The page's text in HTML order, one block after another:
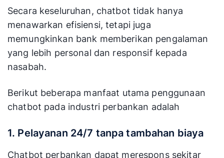
Secara keseluruhan, chatbot tidak hanya
menawarkan efisiensi, tetapi juga
memungkinkan bank memberikan pengalaman
yang lebih personal dan responsif kepada
nasabah.
Berikut beberapa manfaat utama penggunaan
chatbot pada industri perbankan adalah
1. Pelayanan 24/7 tanpa tambahan biaya
Chatbot perbankan dapat merespons sekitar